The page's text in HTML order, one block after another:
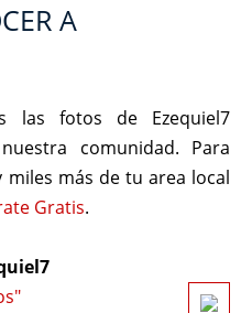
A
las fotos de Ezequiel7
comunidad. Para
más de tu area local
Gratis.